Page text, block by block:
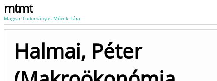
mtmt
Magyar Tudományos Művek Tára
Halmai, Péter